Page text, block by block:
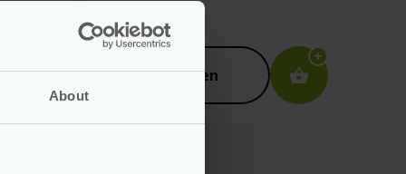
About
Voor29.95
Bekijken